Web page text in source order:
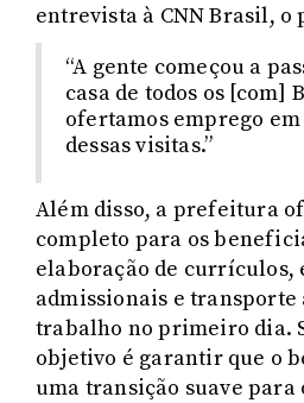
entrevista à CNN Brasil,
“A gente começou a
casa de todos os [com]
ofertamos emprego
dessas visitas.”
Além disso, a prefeitura
completo para os
elaboração de currículos,
admissionais e transporte
trabalho no primeiro dia.
objetivo é garantir que o
uma transição suave